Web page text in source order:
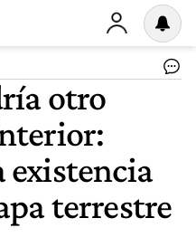
otro
terrestre